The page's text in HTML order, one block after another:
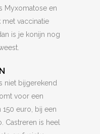
Myxomatose en
met vaccinatie
is je konijn nog
niet bijgerekend
voor een
euro, bij een
Castreren is heel